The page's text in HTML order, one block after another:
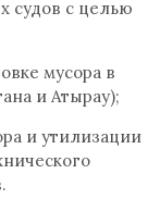
судов с целью
мусора в
и Атырау);
и утилизации